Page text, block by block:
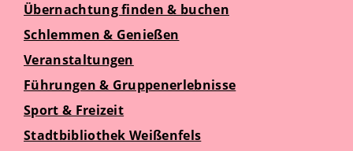
Übernachtung finden & buchen
Schlemmen & Genießen
Veranstaltungen
Führungen & Gruppenerlebnisse
Sport & Freizeit
Stadtbibliothek Weißenfels